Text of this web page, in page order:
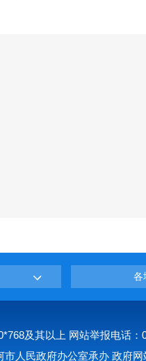
各
及其以上 网站举报电话：
人民政府办公室承办 政府网